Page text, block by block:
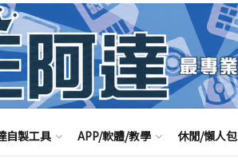
自製工具 APP/軟體/教學 休閒/懶人包